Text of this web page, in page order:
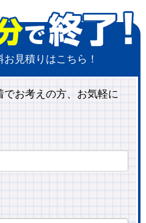
見積りはこちら！
お考えの方、お気軽に